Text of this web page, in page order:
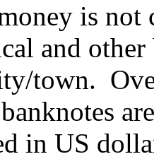
is
and
town.
in US